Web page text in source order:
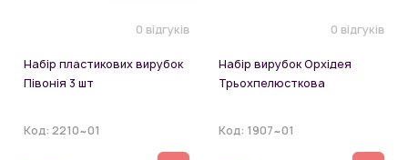
0 відгуків
Набір пластикових вирубок
Півонія 3 шт
Код: 2210~01
0 відгуків
Набір вирубок Орхідея
Трьохпелюсткова
Код: 1907~01